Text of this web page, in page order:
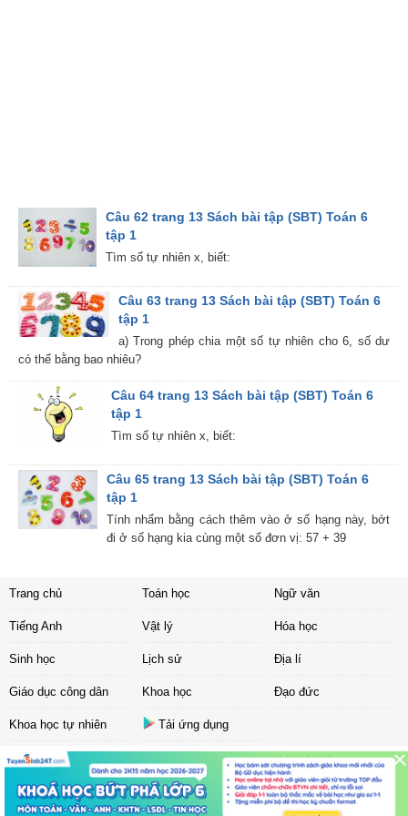
Câu 62 trang 13 Sách bài tập (SBT) Toán 6
tập 1
Tìm số tự nhiên x, biết:
Câu 63 trang 13 Sách bài tập (SBT) Toán 6
tập 1
a) Trong phép chia một số tự nhiên cho 6, số dư
có thể bằng bao nhiêu?
Câu 64 trang 13 Sách bài tập (SBT) Toán 6
tập 1
Tìm số tự nhiên x, biết:
Câu 65 trang 13 Sách bài tập (SBT) Toán 6
tập 1
Tính nhẩm bằng cách thêm vào ở số hạng này, bớt
đi ở số hạng kia cùng một số đơn vị: 57 + 39
Trang chủ Toán học Ngữ văn
Tiếng Anh Vật lý Hóa học
Sinh học Lịch sử Địa lí
Giáo dục công dân Khoa học Đạo đức
Khoa học tự nhiên Tải ứng dụng
Liên hệ|Chính sách
Copyright ©2017 Sachbaitap.com